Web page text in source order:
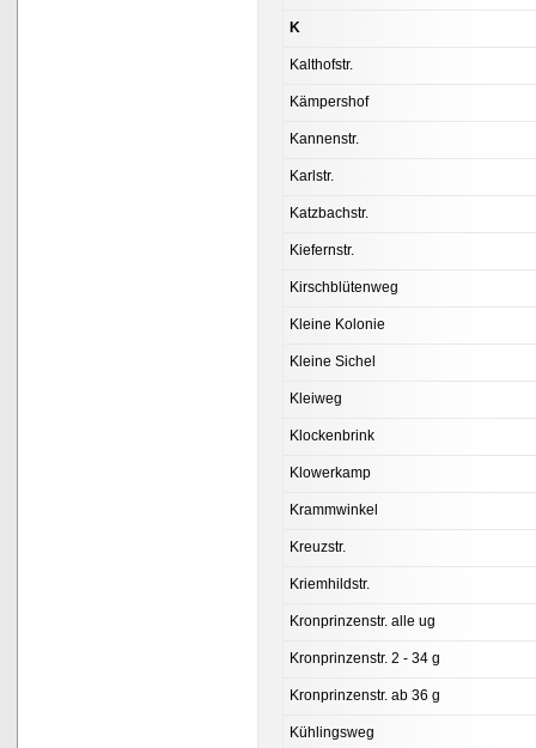
K
Kalthofstr.
Kämpershof
Kannenstr.
Karlstr.
Katzbachstr.
Kiefernstr.
Kirschblütenweg
Kleine Kolonie
Kleine Sichel
Kleiweg
Klockenbrink
Klowerkamp
Krammwinkel
Kreuzstr.
Kriemhildstr.
Kronprinzenstr. alle ug
Kronprinzenstr. 2 - 34 g
Kronprinzenstr. ab 36 g
Kühlingsweg